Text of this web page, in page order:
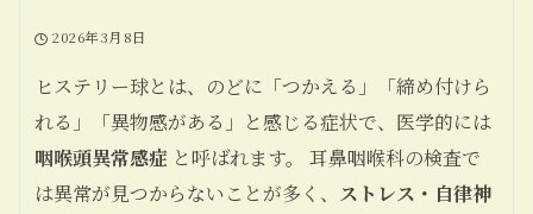
2026年3月8日
ヒステリー球とは、のどに「つかえる」「締め付けら
れる」「異物感がある」と感じる症状で、医学的には
咽喉頭異常感症 と呼ばれます。 耳鼻咽喉科の検査で
は異常が見つからないことが多く、 ストレス・自律神